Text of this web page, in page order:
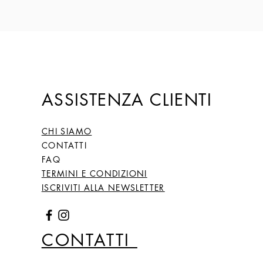
ASSISTENZA CLIENTI
CHI SIAMO
CONTATTI
FAQ
TERMINI E CONDIZIONI
ISCRIVITI ALLA NEWSLETTER
CONTATTI